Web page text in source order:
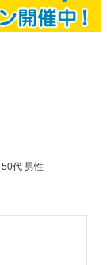
50代 男性